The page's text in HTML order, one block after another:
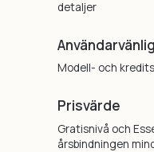
detaljer
Modell- och
Prisvärde
Gratisnivå och
årsbindningen